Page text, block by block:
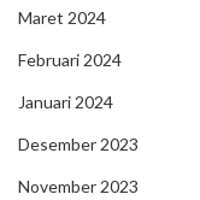
Maret 2024
Februari 2024
Januari 2024
Desember 2023
November 2023